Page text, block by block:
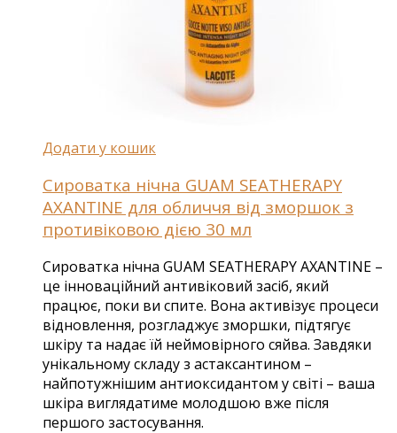
Додати у кошик
Сироватка нічна GUAM SEATHERAPY
AXANTINE для обличчя від зморшок з
противіковою дією 30 мл
Сироватка нічна GUAM SEATHERAPY AXANTINE –
це інноваційний антивіковий засіб, який
працює, поки ви спите. Вона активізує процеси
відновлення, розгладжує зморшки, підтягує
шкіру та надає їй неймовірного сяйва. Завдяки
унікальному складу з астаксантином –
найпотужнішим антиоксидантом у світі – ваша
шкіра виглядатиме молодшою вже після
першого застосування.